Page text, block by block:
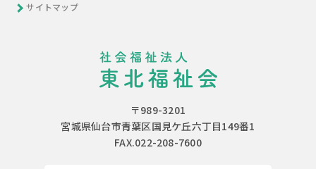
サイトマップ
〒989-3201
宮城県仙台市青葉区国見ケ丘六丁目149番1
FAX.022-208-7600